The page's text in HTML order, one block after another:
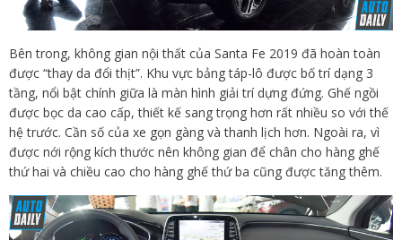
Bên trong, không gian nội thất của Santa Fe 2019 đã hoàn toàn
được “thay da đổi thịt”. Khu vực bảng táp-lô được bố trí dạng 3
tầng, nổi bật chính giữa là màn hình giải trí dựng đứng. Ghế ngồi
được bọc da cao cấp, thiết kế sang trọng hơn rất nhiều so với thế
hệ trước. Cần số của xe gọn gàng và thanh lịch hơn. Ngoài ra, vì
được nới rộng kích thước nên không gian để chân cho hàng ghế
thứ hai và chiều cao cho hàng ghế thứ ba cũng được tăng thêm.